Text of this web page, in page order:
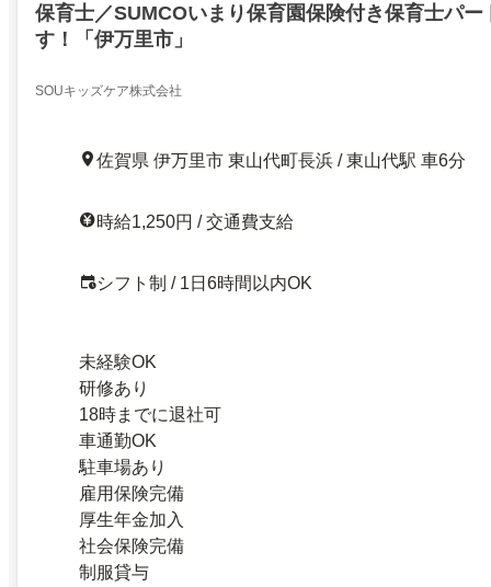
保育士／SUMCOいまり保育園保険付き保育士パー
す！「伊万里市」
SOUキッズケア株式会社
佐賀県 伊万里市 東山代町長浜 / 東山代駅 車6分
時給1,250円 / 交通費支給
シフト制 / 1日6時間以内OK
未経験OK
研修あり
18時までに退社可
車通勤OK
駐車場あり
雇用保険完備
厚生年金加入
社会保険完備
制服貸与